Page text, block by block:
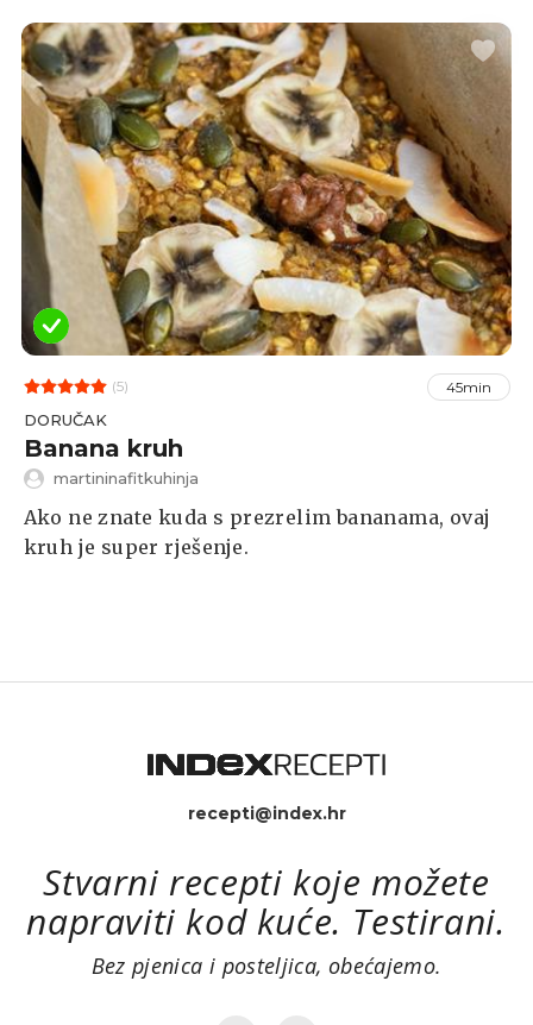
(5) 45min
DORUČAK
Banana kruh
martininafitkuhinja
Ako ne znate kuda s prezrelim bananama, ovaj
kruh je super rješenje.
recepti@index.hr
Stvarni recepti koje možete
napraviti kod kuće. Testirani.
Bez pjenica i posteljica, obećajemo.